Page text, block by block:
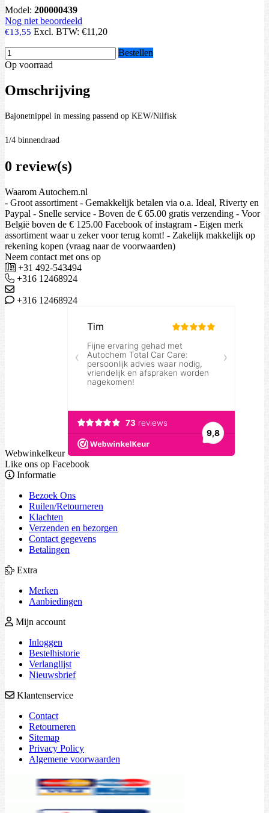
Model: 200000439
Nog niet beoordeeld
€13,55 Excl. BTW: €11,20
Bestellen
Op voorraad
Omschrijving
Bajonetnippel in messing passend op KEW/Nilfisk
1/4 binnendraad
0 review(s)
Waarom Autochem.nl
- Groot assortiment - Gemakkelijk betalen via o.a. Ideal, Riverty en
Paypal - Snelle service - Boven de € 65.00 gratis verzending - Voor
België boven de € 125.00 Facebook of instagram - Eigen merk
assortiment waar u zeker voor terug komt! - Zakelijk makkelijk op
rekening kopen (vraag naar de voorwaarden)
Neem contact met ons op
+31 492-543494
+316 12468924
+316 12468924
Webwinkelkeur
Like ons op Facebook
Informatie
Bezoek Ons
Ruilen/Retourneren
Klachten
Verzenden en bezorgen
Contact gegevens
Betalingen
Extra
Merken
Aanbiedingen
Mijn account
Inloggen
Bestelhistorie
Verlanglijst
Nieuwsbrief
Klantenservice
Contact
Retourneren
Sitemap
Privacy Policy
Algemene voorwaarden